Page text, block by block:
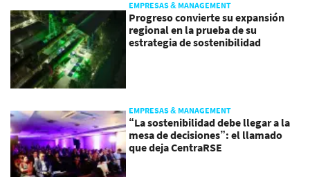
EMPRESAS & MANAGEMENT
Progreso convierte su expansión
regional en la prueba de su
estrategia de sostenibilidad
EMPRESAS & MANAGEMENT
“La sostenibilidad debe llegar a la
mesa de decisiones”: el llamado
que deja CentraRSE